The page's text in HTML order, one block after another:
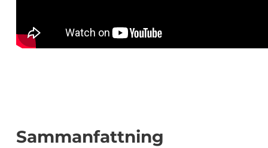
Sammanfattning